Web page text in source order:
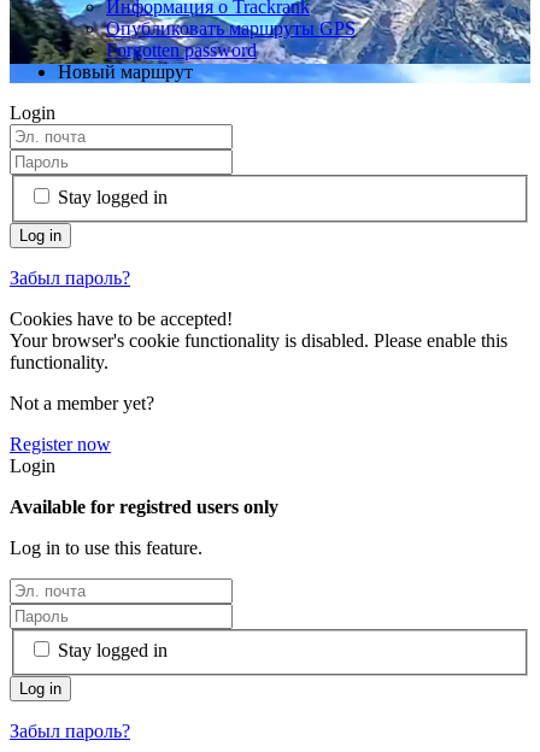
Информация о Trackrank
Опубликовать маршруты GPS
Forgotten password
Новый маршрут
Login
Stay logged in
Забыл пароль?
Cookies have to be accepted!
Your browser's cookie functionality is disabled. Please enable this
functionality.
Not a member yet?
Register now
Login
Available for registred users only
Log in to use this feature.
Stay logged in
Забыл пароль?